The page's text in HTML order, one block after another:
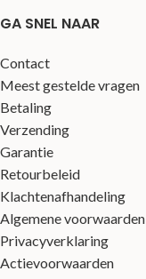
GA SNEL NAAR
Contact
Meest gestelde vragen
Betaling
Verzending
Garantie
Retourbeleid
Klachtenafhandeling
Algemene voorwaarden
Privacyverklaring
Actievoorwaarden